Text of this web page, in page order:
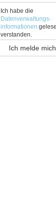
Ich habe die
Datenverwaltungs-
informationen
verstanden.